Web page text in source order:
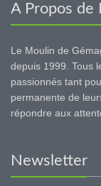
A Propos de
Le Moulin de
depuis 1999. Tous
passionnés tant
permanente de
répondre aux
Newsletter